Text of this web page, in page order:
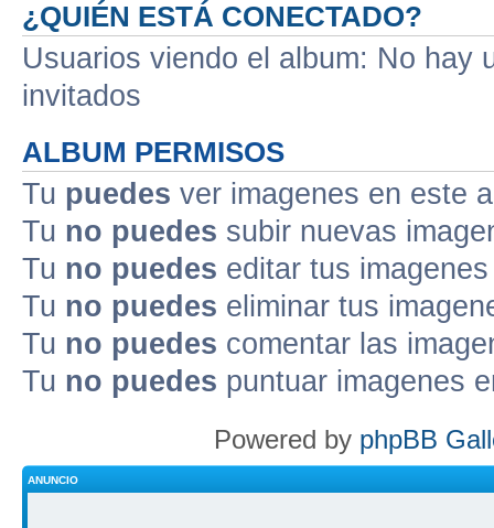
¿QUIÉN ESTÁ CONECTADO?
Usuarios viendo el album: No hay
invitados
ALBUM PERMISOS
Tu puedes ver imagenes en este
Tu no puedes subir nuevas
Tu no puedes editar tus
Tu no puedes eliminar tus
Tu no puedes comentar las
Tu no puedes puntuar imagenes
Powered by phpBB
ANUNCIO